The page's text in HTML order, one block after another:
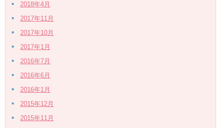
2018年4月
2017年11月
2017年10月
2017年1月
2016年7月
2016年6月
2016年1月
2015年12月
2015年11月